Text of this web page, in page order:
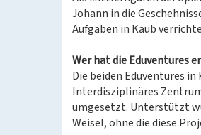
Johann in die
Aufgaben in Kaub
Wer hat die Eduventures
Die beiden Eduventures
Interdisziplinäres
umgesetzt. Unterstützt
Weisel, ohne die diese